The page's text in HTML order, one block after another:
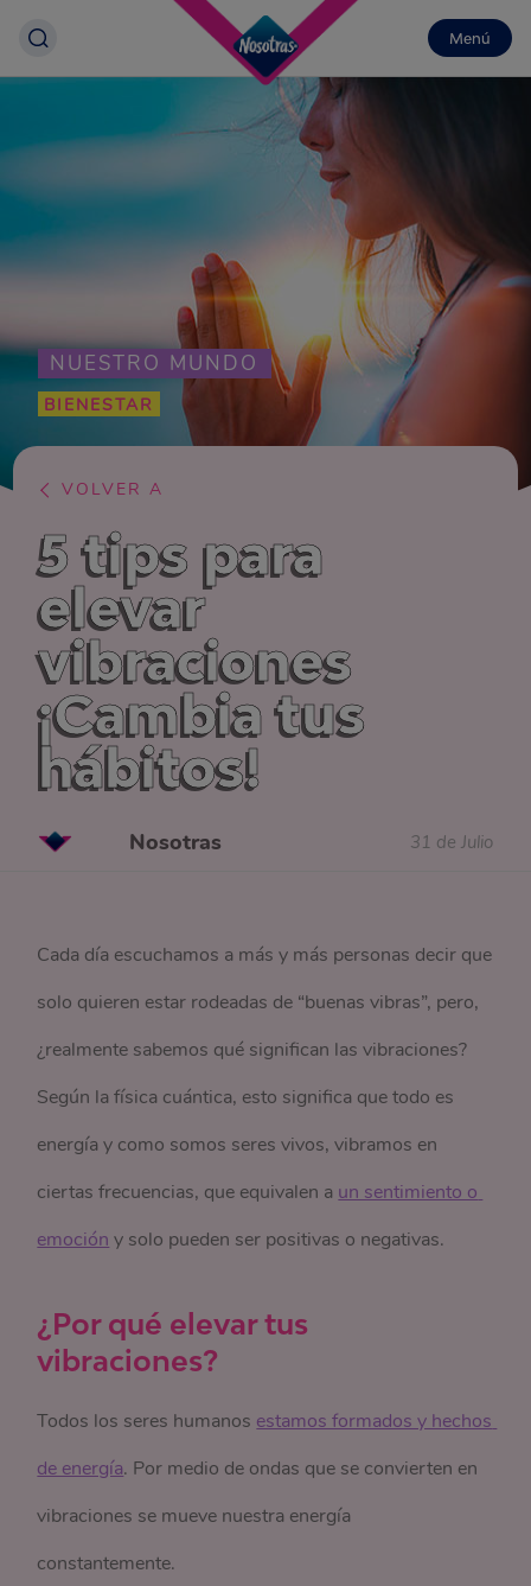
Menú
NUESTRO MUNDO
BIENESTAR
VOLVER A
5 tips para
elevar
vibraciones
¡Cambia tus
hábitos!
Nosotras 31 de Julio
Cada día escuchamos a más y más personas decir que
solo quieren estar rodeadas de “buenas vibras”, pero,
¿realmente sabemos qué significan las vibraciones?
Según la física cuántica, esto significa que todo es
energía y como somos seres vivos, vibramos en
ciertas frecuencias, que equivalen a un sentimiento o
emoción y solo pueden ser positivas o negativas.
¿Por qué elevar tus
vibraciones?
Todos los seres humanos estamos formados y hechos
de energía. Por medio de ondas que se convierten en
vibraciones se mueve nuestra energía
constantemente.